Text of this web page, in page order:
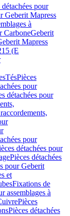
détachées pour
Geberit Mapress
à
CarboneGeberit
Mapress
(E
TésPièces
pour
détachées pour
pour
détachées pour
Pièces détachées
pour Geberit
et
Fixations de
assemblages à
Pièces
Pièces détachées